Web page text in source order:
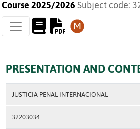
Course 2025/2026 Subject code:
PRESENTATION AND
JUSTICIA PENAL INTERNACIONAL
32203034